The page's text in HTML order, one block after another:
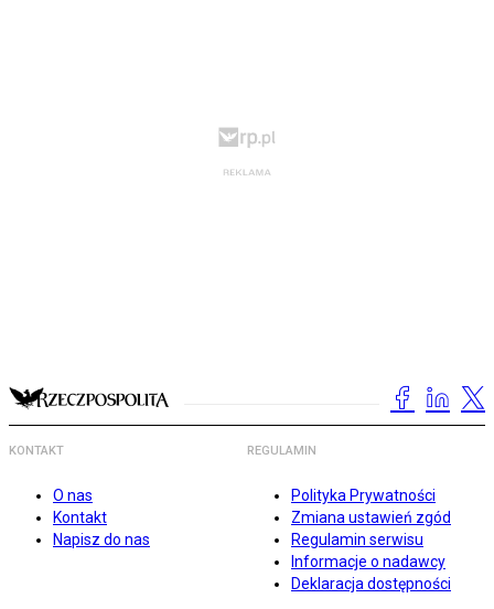
KONTAKT
O nas
Kontakt
Napisz do nas
REGULAMIN
Polityka Prywatności
Zmiana ustawień zgód
Regulamin serwisu
Informacje o nadawcy
Deklaracja dostępności